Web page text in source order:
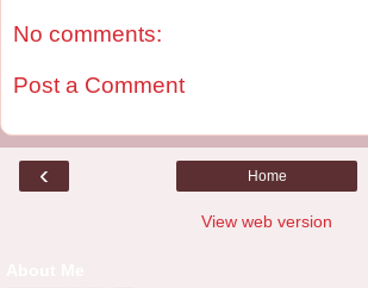
No comments:
Post a Comment
‹ Home
View web version